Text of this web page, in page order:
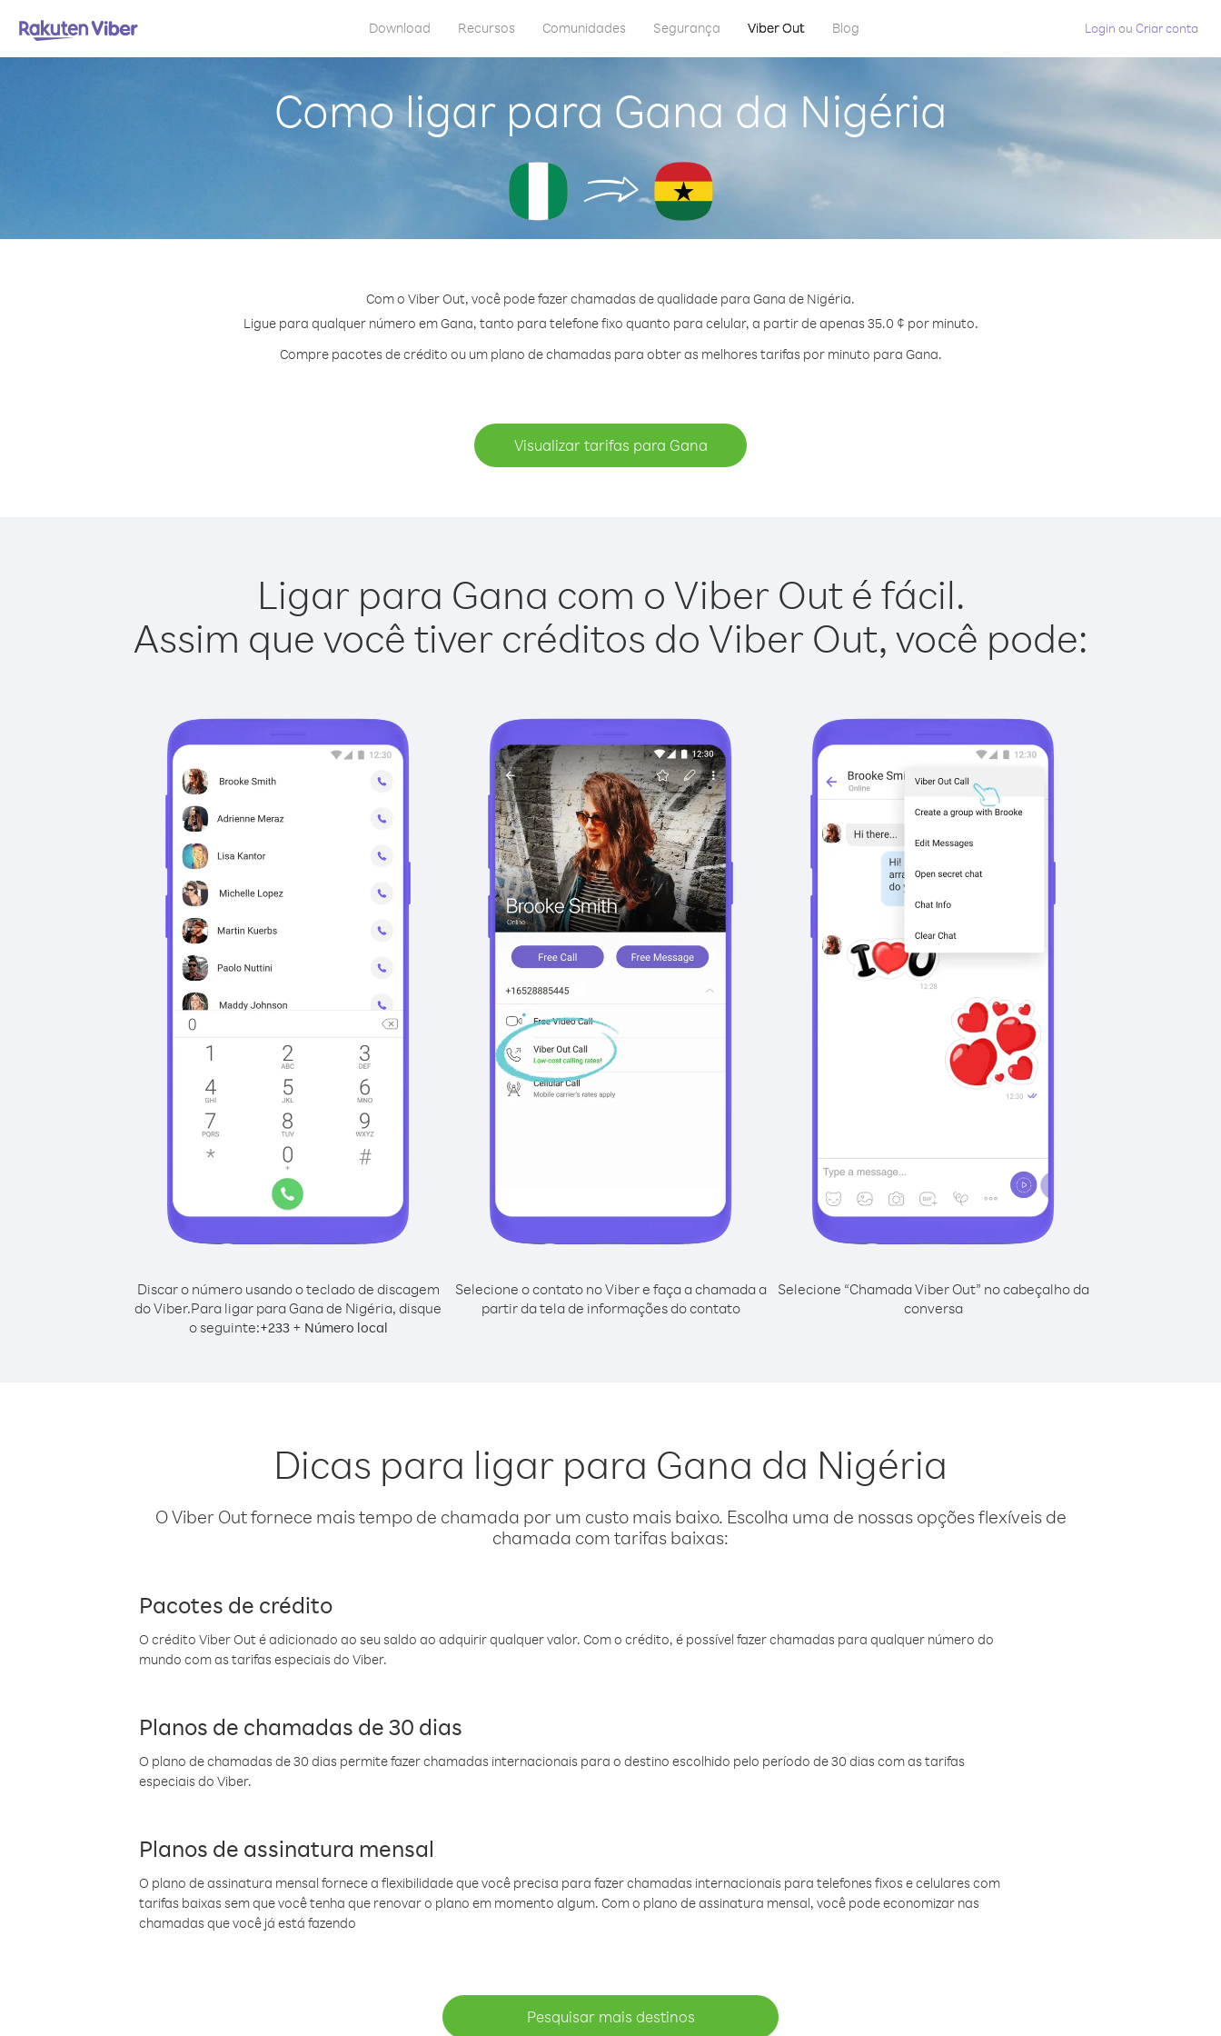
Download Recursos Comunidades Segurança Viber Out Blog Login ou Criar conta
Como ligar para Gana da Nigéria
Com o Viber Out, você pode fazer chamadas de qualidade para Gana de Nigéria.
Ligue para qualquer número em Gana, tanto para telefone fixo quanto para celular, a partir de apenas 35.0 ¢ por minuto.
Compre pacotes de crédito ou um plano de chamadas para obter as melhores tarifas por minuto para Gana.
Visualizar tarifas para Gana
Ligar para Gana com o Viber Out é fácil.
Assim que você tiver créditos do Viber Out, você pode:
Discar o número usando o teclado de discagem
do Viber.Para ligar para Gana de Nigéria, disque
o seguinte:+233+ Número local
Selecione o contato no Viber e faça a chamada a
partir da tela de informações do contato
Selecione “Chamada Viber Out” no cabeçalho da
conversa
Dicas para ligar para Gana da Nigéria
O Viber Out fornece mais tempo de chamada por um custo mais baixo. Escolha uma de nossas opções flexíveis de
chamada com tarifas baixas:
Pacotes de crédito
O crédito Viber Out é adicionado ao seu saldo ao adquirir qualquer valor. Com o crédito, é possível fazer chamadas para qualquer número do
mundo com as tarifas especiais do Viber.
Planos de chamadas de 30 dias
O plano de chamadas de 30 dias permite fazer chamadas internacionais para o destino escolhido pelo período de 30 dias com as tarifas
especiais do Viber.
Planos de assinatura mensal
O plano de assinatura mensal fornece a flexibilidade que você precisa para fazer chamadas internacionais para telefones fixos e celulares com
tarifas baixas sem que você tenha que renovar o plano em momento algum. Com o plano de assinatura mensal, você pode economizar nas
chamadas que você já está fazendo
Pesquisar mais destinos